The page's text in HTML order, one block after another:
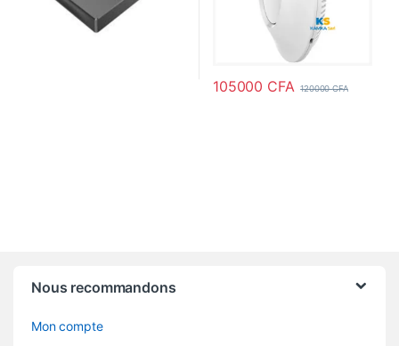
105000 CFA 120000CFA
Nous recommandons
Mon compte